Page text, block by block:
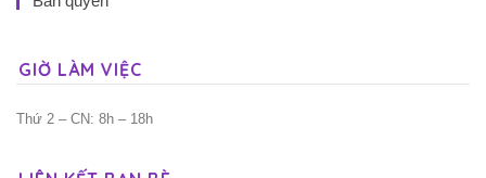
GIỜ LÀM VIỆC
Thứ 2 – CN: 8h – 18h